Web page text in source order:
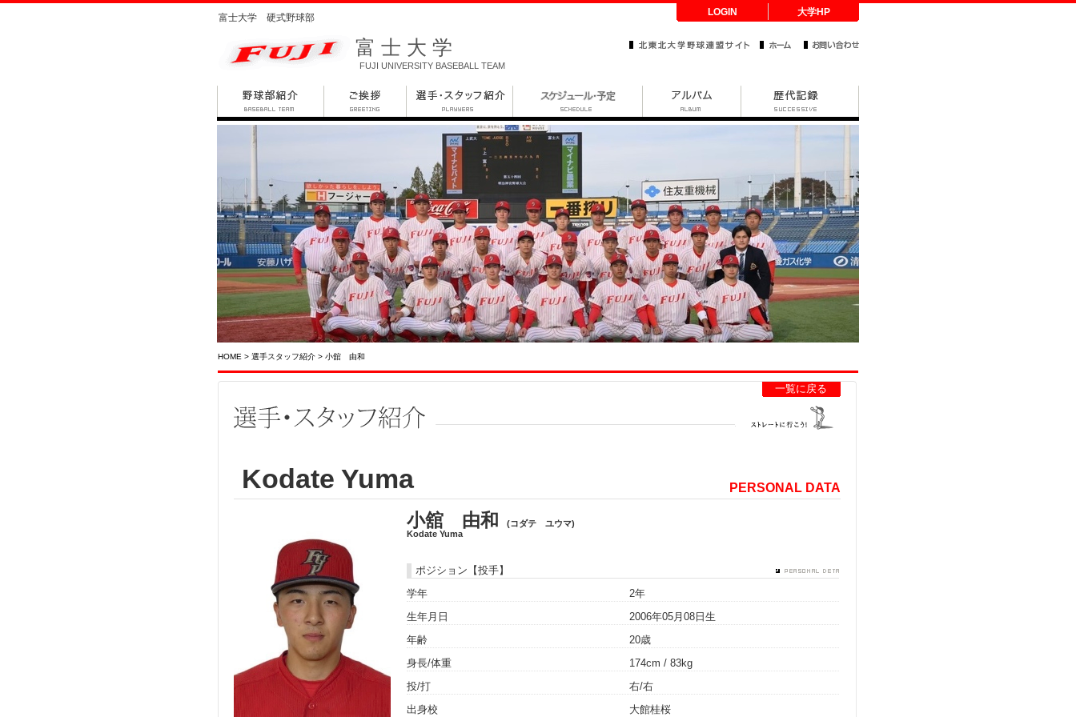
富士大学 硬式野球部
富士大学
FUJI UNIVERSITY BASEBALL TEAM
LOGIN 大学HP
HOME > 選手スタッフ紹介 > 小舘 由和
一覧に戻る
Kodate Yuma PERSONAL DATA
小舘 由和
(コダテ ユウマ)
Kodate Yuma
ポジション【投手】
学年 2年
生年月日 2006年05月08日生
年齢 20歳
身長/体重 174cm / 83kg
投/打 右/右
出身校 大館桂桜